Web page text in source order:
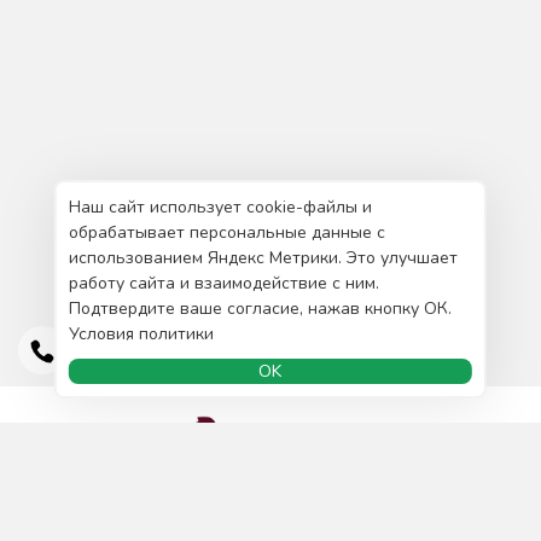
Наш сайт использует cookie-файлы и
обрабатывает персональные данные с
использованием Яндекс Метрики. Это улучшает
работу сайта и взаимодействие с ним.
Подтвердите ваше согласие, нажав кнопку ОК.
Условия политики
OK